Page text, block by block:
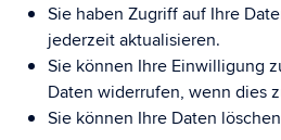
Sie haben Zugriff auf Ihre
jederzeit aktualisieren.
Sie können Ihre Einwilligung
Daten widerrufen, wenn dies
Sie können Ihre Daten